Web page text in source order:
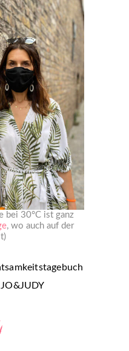
bei 30°C ist ganz
, wo auch auf der